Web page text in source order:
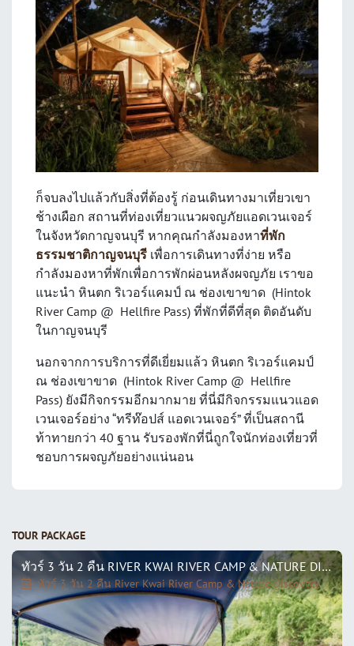
ก็จบลงไปแล้วกับสิ่งที่ต้องรู้ ก่อนเดินทางมาเที่ยวเขา
ช้างเผือก สถานที่ท่องเที่ยวแนวผจญภัยแอดเวนเจอร์
ในจังหวัดกาญจนบุรี หากคุณกำลังมองหาที่พัก
ธรรมชาติกาญจนบุรี เพื่อการเดินทางที่ง่าย หรือ
กำลังมองหาที่พักเพื่อการพักผ่อนหลังผจญภัย เราขอ
แนะนำ หินตก ริเวอร์แคมป์ ณ ช่องเขาขาด (Hintok
River Camp @ Hellfire Pass) ที่พักที่ดีที่สุด ติดอันดับ
ในกาญจนบุรี
นอกจากการบริการที่ดีเยี่ยมแล้ว หินตก ริเวอร์แคมป์
ณ ช่องเขาขาด (Hintok River Camp @ Hellfire
Pass) ยังมีกิจกรรมอีกมากมาย ที่นี่มีกิจกรรมแนวแอด
เวนเจอร์อย่าง “ทรีท๊อปส์ แอดเวนเจอร์” ที่เป็นสถานี
ท้าทายกว่า 40 ฐาน รับรองพักที่นี่ถูกใจนักท่องเที่ยวที่
ชอบการผจญภัยอย่างแน่นอน
TOUR PACKAGE
ทัวร์ 3 วัน 2 คืน RIVER KWAI RIVER CAMP & NATURE DISCOVERY
ทัวร์ 3 วัน 2 คืน River Kwai River Camp & Nature Discovery